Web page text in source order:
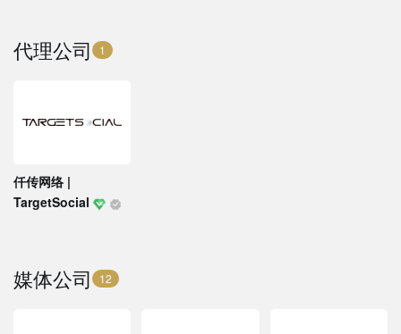
代理公司 1
仟传网络 |
TargetSocial
媒体公司 12